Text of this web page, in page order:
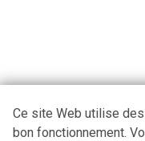
Ce site Web utilise
bon fonctionnement.